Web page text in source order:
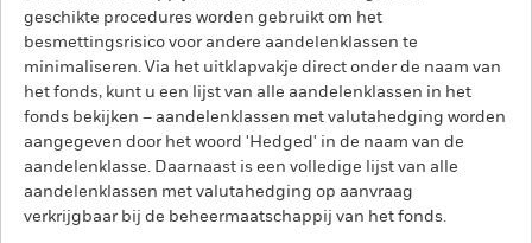
geschikte procedures worden gebruikt om het
besmettingsrisico voor andere aandelenklassen te
minimaliseren. Via het uitklapvakje direct onder de naam van
het fonds, kunt u een lijst van alle aandelenklassen in het
fonds bekijken – aandelenklassen met valutahedging worden
aangegeven door het woord 'Hedged' in de naam van de
aandelenklasse. Daarnaast is een volledige lijst van alle
aandelenklassen met valutahedging op aanvraag
verkrijgbaar bij de beheermaatschappij van het fonds.